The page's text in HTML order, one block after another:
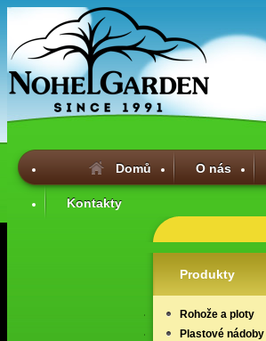
Domů O nás
Kontakty
Produkty
Rohože a ploty
Plastové nádoby